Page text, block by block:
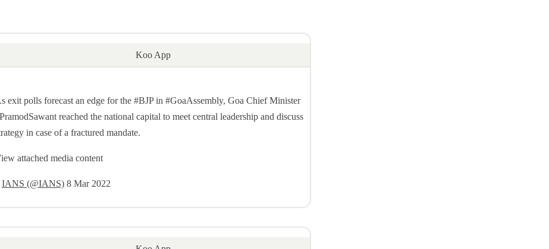
Koo App
exit polls forecast an edge for the #BJP in #GoaAssembly, Goa Chief Minister
reached the national capital to meet central leadership and discuss
in case of a fractured mandate.
attached media content
IANS (@IANS) 8 Mar 2022